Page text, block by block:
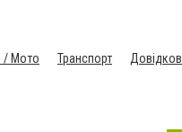
/ Мото Транспорт